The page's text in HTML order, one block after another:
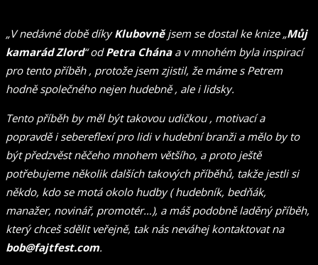
„V nedávné době díkyKlubovnějsem se dostal ke knize „Můj
kamarád Zlord“ odPetra Chánaa v mnohém byla inspirací
pro tento příběh , protože jsem zjistil, že máme s Petrem
hodně společného nejen hudebně , ale i lidsky.
Tento příběh by měl být takovou udičkou , motivací a
popravdě i sebereflexí pro lidi v hudební branži a mělo by to
být předzvěst něčeho mnohem většího, a proto ještě
potřebujeme několik dalších takových příběhů, takže jestli si
někdo, kdo se motá okolo hudby ( hudebník, bedňák,
manažer, novinář, promotér…), a máš podobně laděný příběh,
který chceš sdělit veřejně, tak nás neváhej kontaktovat na
bob@fajtfest.com.